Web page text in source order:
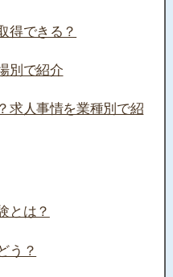
得できる？
別で紹介
求人事情を業種別で紹
とは？
う？